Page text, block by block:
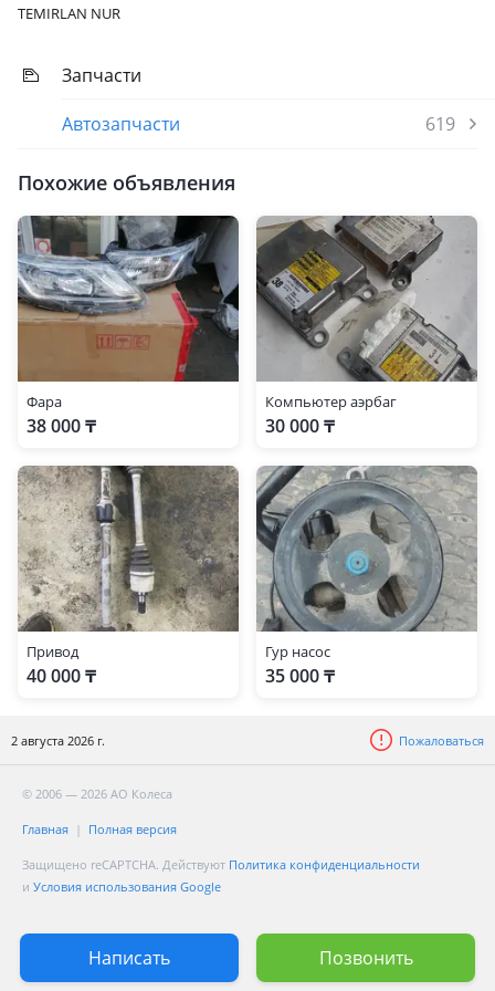
TEMIRLAN NUR
Запчасти
Автозапчасти
619
Похожие объявления
Фара
38 000 ₸
Компьютер аэрбаг
30 000 ₸
Привод
40 000 ₸
Гур насос
35 000 ₸
2 августа 2026 г. Пожаловаться
Написать Позвонить
© 2006 — 2026 АО Колеса
Главная Полная версия
Защищено reCAPTCHA. Действуют Политика конфиденциальности
и Условия использования Google